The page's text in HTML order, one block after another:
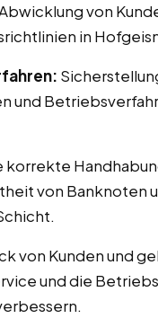
von
in
und
von Banknoten
von Kunden und
und die